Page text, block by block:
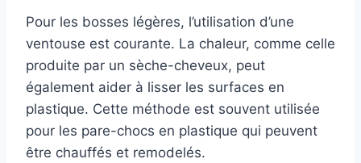
Pour les bosses légères, l’utilisation d’une
ventouse est courante. La chaleur, comme celle
produite par un sèche-cheveux, peut
également aider à lisser les surfaces en
plastique. Cette méthode est souvent utilisée
pour les pare-chocs en plastique qui peuvent
être chauffés et remodelés.